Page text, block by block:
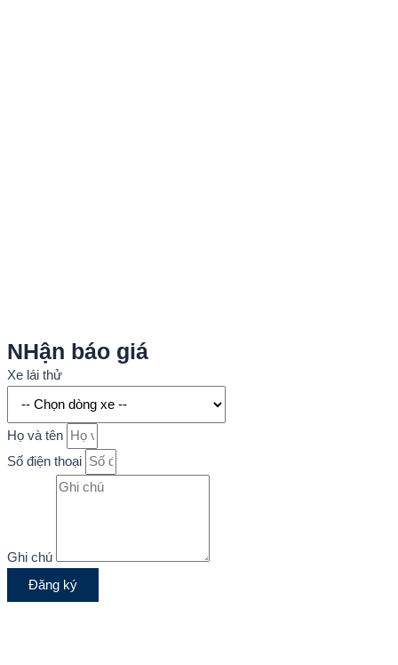
NHận báo giá
Xe lái thử
Họ và tên
Số điện thoại
Ghi chú
Đăng ký